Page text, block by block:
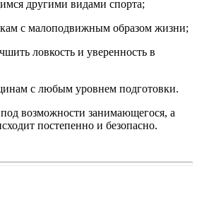
другими видами спорта;
с малоподвижным образом жизни;
ловкость и уверенность в
с любым уровнем подготовки.
под возможности занимающегося, а
постепенно и безопасно.